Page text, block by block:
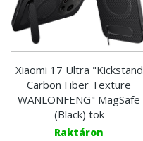
Xiaomi 17 Ultra "Kickstand
Carbon Fiber Texture
WANLONFENG" MagSafe
(Black) tok
Raktáron